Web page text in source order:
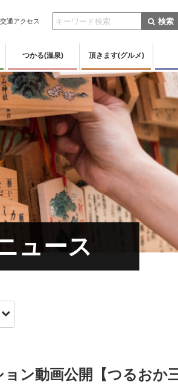
交通アクセス 検索
つかる(温泉) 頂きます(グルメ)
ュース
ョン動画公開【つるおか